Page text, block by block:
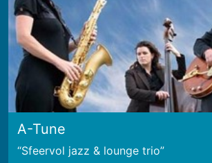
A-Tune
Sfeervol jazz & lounge trio